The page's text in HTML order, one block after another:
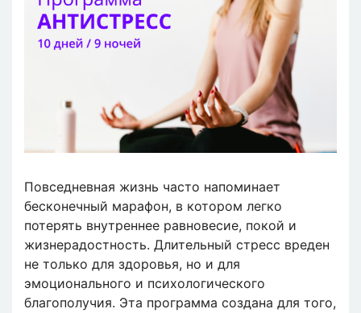
Повседневная жизнь часто напоминает
бесконечный марафон, в котором легко
потерять внутреннее равновесие, покой и
жизнерадостность. Длительный стресс вреден
не только для здоровья, но и для
эмоционального и психологического
благополучия. Эта программа создана для того,